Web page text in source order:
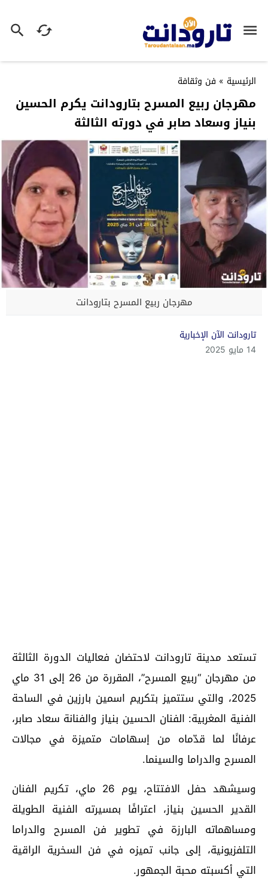
الرئيسية » فن وثقافة
مهرجان ربيع المسرح بتارودانت يكرم الحسين
بنياز وسعاد صابر في دورته الثالثة
مهرجان ربيع المسرح بتارودانت
تارودانت الآن الإخبارية
14 مايو 2025
تستعد مدينة تارودانت لاحتضان فعاليات الدورة الثالثة
من مهرجان “ربيع المسرح”، المقررة من 26 إلى 31 ماي
2025، والتي ستتميز بتكريم اسمين بارزين في الساحة
الفنية المغربية: الفنان الحسين بنياز والفنانة سعاد صابر،
عرفانًا لما قدّماه من إسهامات متميزة في مجالات
المسرح والدراما والسينما.
وسيشهد حفل الافتتاح، يوم 26 ماي، تكريم الفنان
القدير الحسين بنياز، اعترافًا بمسيرته الفنية الطويلة
ومساهماته البارزة في تطوير فن المسرح والدراما
التلفزيونية، إلى جانب تميزه في فن السخرية الراقية
التي أكسبته محبة الجمهور.